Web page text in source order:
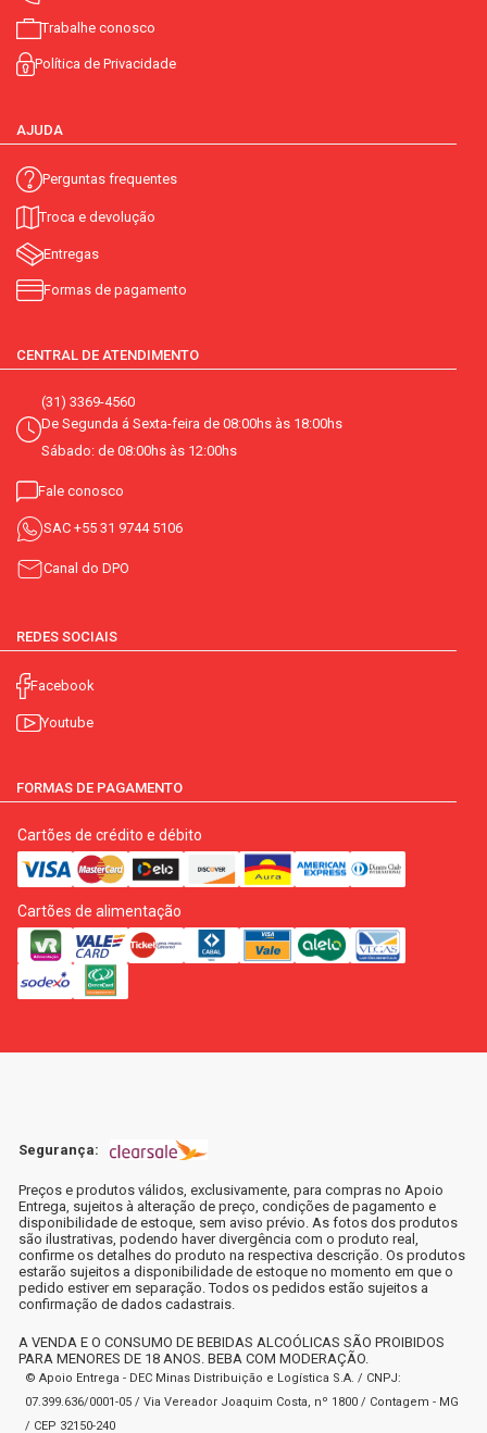
Trabalhe conosco
Política de Privacidade
AJUDA
Perguntas frequentes
Troca e devolução
Entregas
Formas de pagamento
CENTRAL DE ATENDIMENTO
(31) 3369-4560
De Segunda á Sexta-feira de 08:00hs às 18:00hs
Sábado: de 08:00hs às 12:00hs
Fale conosco
SAC +55 31 9744 5106
Canal do DPO
REDES SOCIAIS
Facebook
Youtube
FORMAS DE PAGAMENTO
Cartões de crédito e débito
Cartões de alimentação
Segurança:
Preços e produtos válidos, exclusivamente, para compras no Apoio
Entrega, sujeitos à alteração de preço, condições de pagamento e
disponibilidade de estoque, sem aviso prévio. As fotos dos produtos
são ilustrativas, podendo haver divergência com o produto real,
confirme os detalhes do produto na respectiva descrição. Os produtos
estarão sujeitos a disponibilidade de estoque no momento em que o
pedido estiver em separação. Todos os pedidos estão sujeitos a
confirmação de dados cadastrais.
A VENDA E O CONSUMO DE BEBIDAS ALCOÓLICAS SÃO PROIBIDOS
PARA MENORES DE 18 ANOS. BEBA COM MODERAÇÃO.
© Apoio Entrega - DEC Minas Distribuição e Logística S.A. / CNPJ:
07.399.636/0001-05 / Via Vereador Joaquim Costa, nº 1800 / Contagem - MG
/ CEP 32150-240